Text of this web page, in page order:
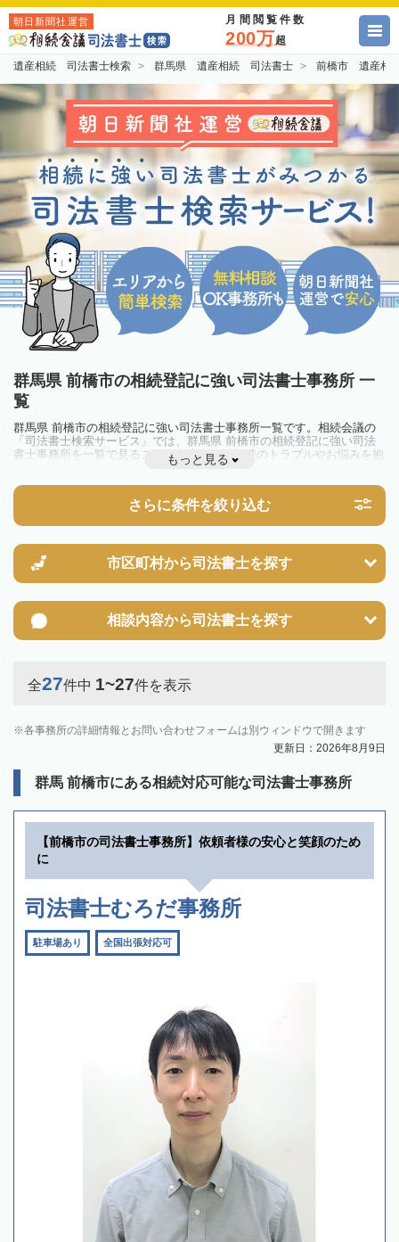
朝日新聞社運営 月間閲覧件数
200万超
遺産相続 司法書士検索 群馬県 遺産相続 司法書士 前橋市 遺産相
群馬県 前橋市の相続登記に強い司法書士事務所 一
覧
群馬県 前橋市の相続登記に強い司法書士事務所一覧です。相続会議の
「司法書士検索サービス」では、群馬県 前橋市の相続登記に強い司法
書士事務所を一覧で見ることが出来ます。相続のトラブルやお悩みを抱
えている方は一度近隣の司法書士に相談してみましょう。
不動産を相続した場合、相続を知った日から3年以内に登記しないと、
10万円以下の過料が科せられるため、速やかな手続きが必要です。義務
化前の相続も対象となるため注意しましょう。
す。その他の相続手続きも任せることが可能です。
また、義務化に伴い、相続人申告登記制度が創設されました。遺産分割
の話し合いがまとまらず登記できない場合は、この制度の活用を検討し
もっと見る
さらに条件を絞り込む
市区町村から司法書士を探す
相談内容から司法書士を探す
全27件中 1~27件を表示
各事務所の詳細情報とお問い合わせフォームは別ウィンドウで開きます
更新日：2026年8月9日
群馬 前橋市にある相続対応可能な司法書士事務所
【前橋市の司法書士事務所】依頼者様の安心と笑顔のため
に
司法書士むろだ事務所
駐車場あり 全国出張対応可